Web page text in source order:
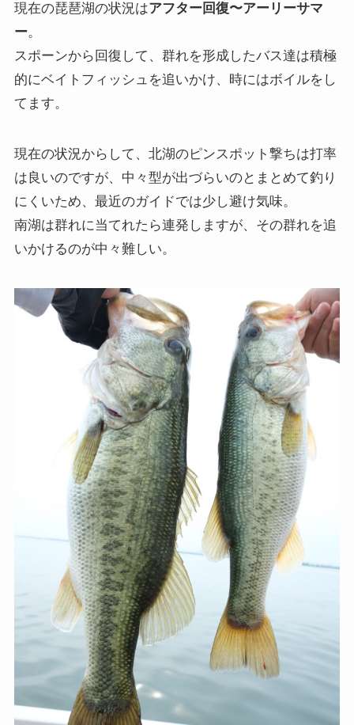
現在の琵琶湖の状況はアフター回復〜アーリーサマ
ー。
スポーンから回復して、群れを形成したバス達は積極
的にベイトフィッシュを追いかけ、時にはボイルをし
てます。
現在の状況からして、北湖のピンスポット撃ちは打率
は良いのですが、中々型が出づらいのとまとめて釣り
にくいため、最近のガイドでは少し避け気味。
南湖は群れに当てれたら連発しますが、その群れを追
いかけるのが中々難しい。